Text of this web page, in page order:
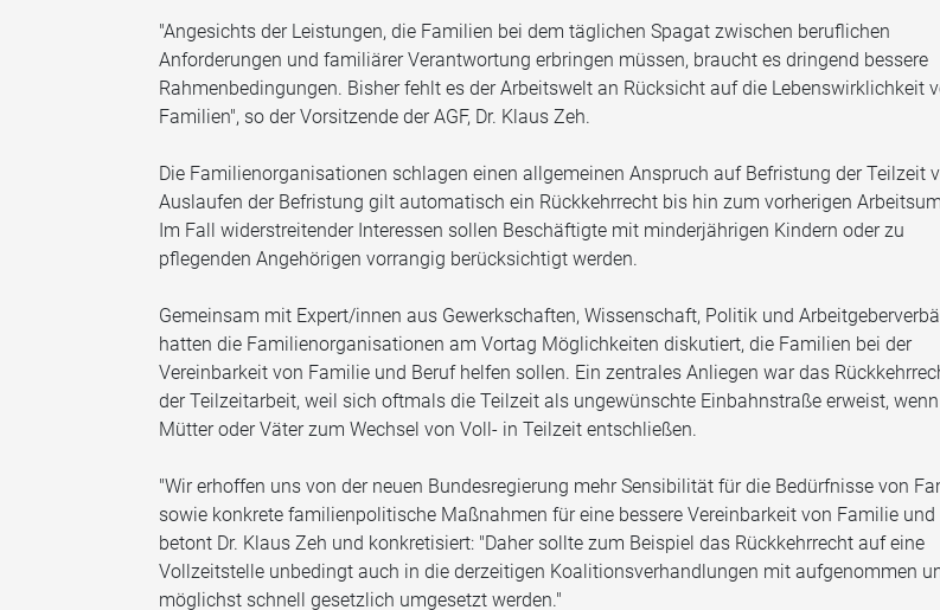
"Angesichts der Leistungen, die Familien bei dem täglichen Spagat zwischen beruflichen
Anforderungen und familiärer Verantwortung erbringen müssen, braucht es dringend bessere
Rahmenbedingungen. Bisher fehlt es der Arbeitswelt an Rücksicht auf die Lebenswirklichkeit
Familien", so der Vorsitzende der AGF, Dr. Klaus Zeh.
Die Familienorganisationen schlagen einen allgemeinen Anspruch auf Befristung der Teilzeit
Auslaufen der Befristung gilt automatisch ein Rückkehrrecht bis hin zum vorherigen
Im Fall widerstreitender Interessen sollen Beschäftigte mit minderjährigen Kindern oder zu
pflegenden Angehörigen vorrangig berücksichtigt werden.
Gemeinsam mit Expert/innen aus Gewerkschaften, Wissenschaft, Politik und
hatten die Familienorganisationen am Vortag Möglichkeiten diskutiert, die Familien bei der
Vereinbarkeit von Familie und Beruf helfen sollen. Ein zentrales Anliegen war das
der Teilzeitarbeit, weil sich oftmals die Teilzeit als ungewünschte Einbahnstraße erweist,
Mütter oder Väter zum Wechsel von Voll- in Teilzeit entschließen.
"Wir erhoffen uns von der neuen Bundesregierung mehr Sensibilität für die Bedürfnisse von
sowie konkrete familienpolitische Maßnahmen für eine bessere Vereinbarkeit von Familie und
betont Dr. Klaus Zeh und konkretisiert: "Daher sollte zum Beispiel das Rückkehrrecht auf eine
Vollzeitstelle unbedingt auch in die derzeitigen Koalitionsverhandlungen mit aufgenommen
möglichst schnell gesetzlich umgesetzt werden."